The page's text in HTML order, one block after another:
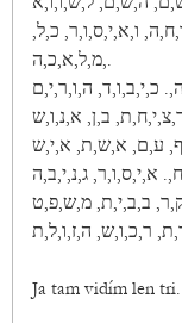
ו,א,י,ס,ו,ר, כ,ל,
מ,ל,א,כ,ה,.
Ja tam vidím len